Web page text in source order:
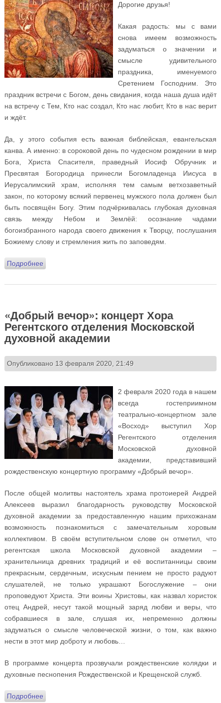
Дорогие друзья!
Какая радость: мы с вами
снова имеем возможность
задуматься о значении и
смысле удивительного
праздника, именуемого
Сретением Господним. Это
праздник встречи с Богом, день свидания, когда наша душа идёт
на встречу с Тем, Кто нас создал, Кто нас любит, Кто в нас верит
и ждёт.
Да, у этого события есть важная библейская, евангельская
канва. А именно: в сороковой день по чудесном рождении в мир
Бога, Христа Спасителя, праведный Иосиф Обручник и
Пресвятая Богородица принесли Богомладенца Иисуса в
Иерусалимский храм, исполняя тем самым ветхозаветный
закон, по которому всякий первенец мужского пола должен был
быть посвящён Богу. Этим подчёркивалась глубокая духовная
связь между Небом и Землёй: осознание чадами
богоизбранного народа своего движения к Творцу, послушания
Божиему слову и стремления жить по заповедям.
Подробнеео Поздравление с праздником Сретения Господня
«Добрый вечор»: концерт Хора
Регентского отделения Московской
духовной академии
Опубликовано 13 февраля 2020, 21:49
2 февраля 2020 года в нашем
всегда гостеприимном
театрально-концертном зале
«Восход» выступил Хор
Регентского отделения
Московской духовной
академии, представивший
рождественскую концертную программу «Добрый вечор».
После общей молитвы настоятель храма протоиерей Андрей
Алексеев выразил благодарность руководству Московской
духовной академии за предоставленную нашим прихожанам
возможность познакомиться с замечательным хоровым
коллективом. В своём вступительном слове он отметил, что
регентская школа Московской духовной академии –
хранительница древних традиций и её воспитанницы своим
прекрасным, сердечным, искусным пением не просто радуют
слушателей, не только украшают Богослужение – они
проповедуют Христа. Эти воины Христовы, как назвал хористок
отец Андрей, несут такой мощный заряд любви и веры, что
собравшиеся в зале, слушая их, непременно должны
задуматься о смысле человеческой жизни, о том, как важно
нести в этот мир доброту и любовь…
В программе концерта прозвучали рождественские колядки и
духовные песнопения Рождественской и Крещенской служб.
Подробнеео «Добрый вечор»: концерт Хора Регентского